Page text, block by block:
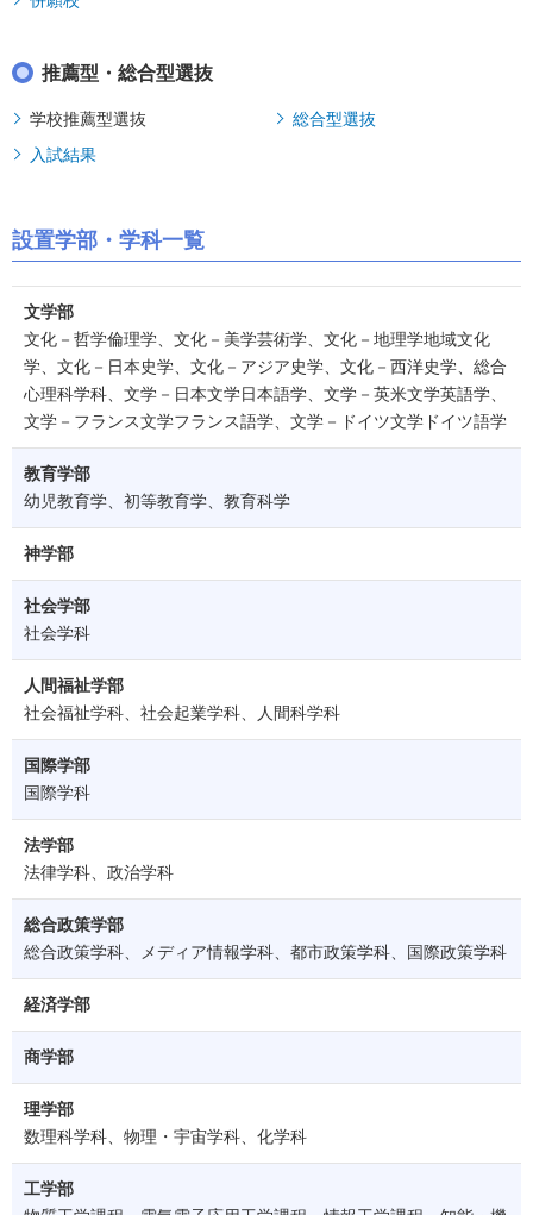
推薦型・総合型選抜
学校推薦型選抜
総合型選抜
入試結果
設置学部・学科一覧
文学部
文化－哲学倫理学、文化－美学芸術学、文化－地理学地域文化
学、文化－日本史学、文化－アジア史学、文化－西洋史学、総合
心理科学科、文学－日本文学日本語学、文学－英米文学英語学、
文学－フランス文学フランス語学、文学－ドイツ文学ドイツ語学
教育学部
幼児教育学、初等教育学、教育科学
神学部
社会学部
社会学科
人間福祉学部
社会福祉学科、社会起業学科、人間科学科
国際学部
国際学科
法学部
法律学科、政治学科
総合政策学部
総合政策学科、メディア情報学科、都市政策学科、国際政策学科
経済学部
商学部
理学部
数理科学科、物理・宇宙学科、化学科
工学部